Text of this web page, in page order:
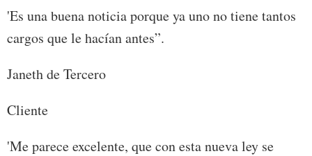
'Es una buena noticia porque ya uno no tiene tantos
cargos que le hacían antes”.
Janeth de Tercero
Cliente
'Me parece excelente, que con esta nueva ley se